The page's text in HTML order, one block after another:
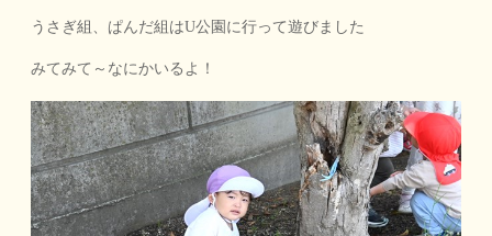
うさぎ組、ぱんだ組はU公園に行って遊びました
みてみて～なにかいるよ！